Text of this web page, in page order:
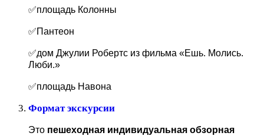
✅площадь Колонны
✅Пантеон
✅дом Джулии Робертс из фильма «Ешь. Молись.
Люби.»
✅площадь Навона
Формат экскурсии
Это пешеходная индивидуальная обзорная